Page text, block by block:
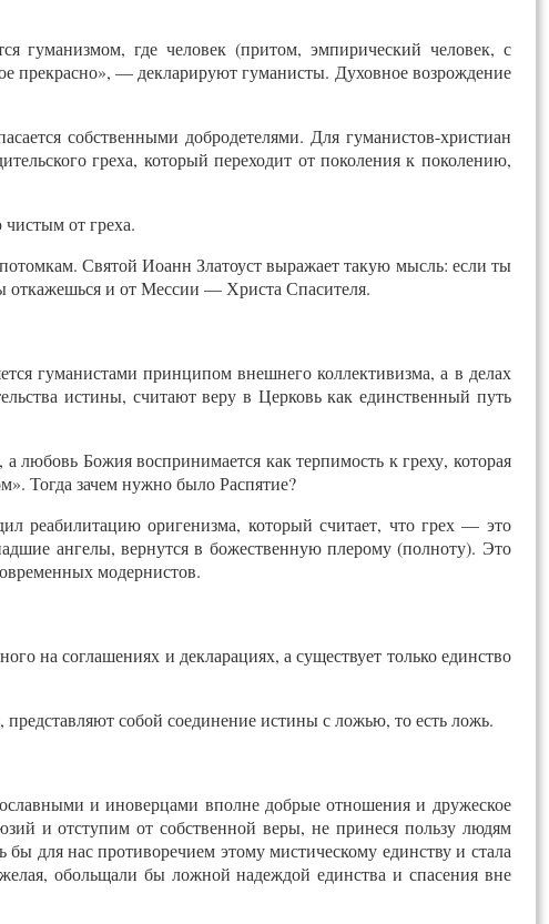
гуманизмом, где человек (притом, эмпирический человек, с
прекрасно», — декларируют гуманисты. Духовное возрождение
собственными добродетелями. Для гуманистов-христиан
греха, который переходит от поколения к поколению,
от греха.
потомкам. Святой Иоанн Златоуст выражает такую мысль: если ты
откажешься и от Мессии — Христа Спасителя.
гуманистами принципом внешнего коллективизма, а в делах
истины, считают веру в Церковь как единственный путь
любовь Божия воспринимается как терпимость к греху, которая
Тогда зачем нужно было Распятие?
реабилитацию оригенизма, который считает, что грех — это
ангелы, вернутся в божественную плерому (полноту). Это
модернистов.
на соглашениях и декларациях, а существует только единство
собой соединение истины с ложью, то есть ложь.
и иноверцами вполне добрые отношения и дружеское
и отступим от собственной веры, не принеся пользу людям
для нас противоречием этому мистическому единству и стала
обольщали бы ложной надеждой единства и спасения вне